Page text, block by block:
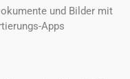
und Bilder mit
Apps